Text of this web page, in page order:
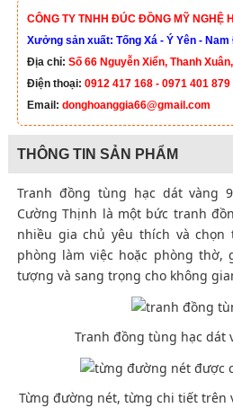
CÔNG TY TNHH ĐÚC ĐỒNG MỸ NGHỆ
Xưởng sản xuất: Tống Xá - Ý Yên -
Địa chỉ:Số 66 Nguyễn Xiển, Thanh
Điện thoại:0912 417 168 - 0971 401 879
Email:donghoanggia66@gmail.com
THÔNG TIN SẢN PHẨM
Tranh đồng tùng hạc dát vàng
Cường Thịnh là một bức tranh
nhiều gia chủ yêu thích và chọn
phòng làm việc hoặc phòng thờ,
tượng và sang trọng cho không
Tranh đồng tùng hạc dát
Từng đường nét, từng chi tiết trên